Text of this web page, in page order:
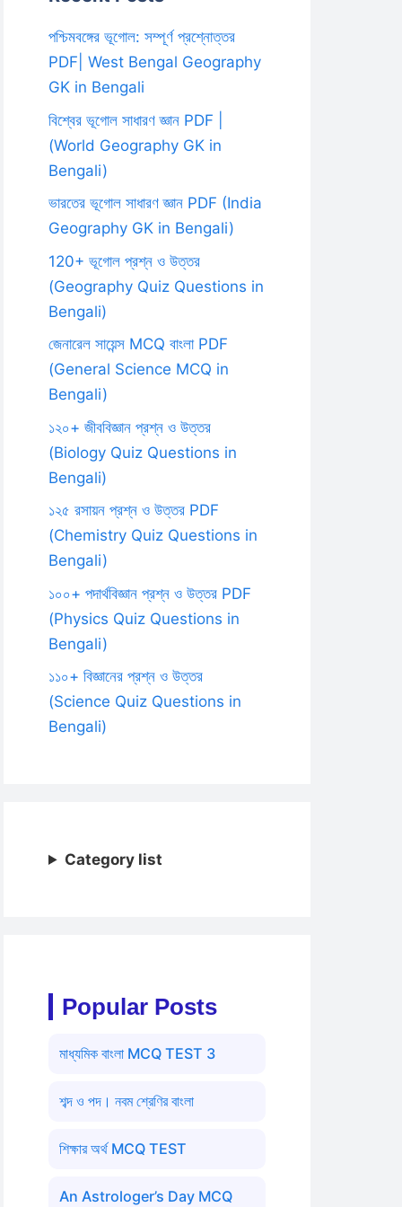
পশ্চিমবঙ্গের ভূগোল: সম্পূর্ণ প্রশ্নোত্তর
PDF| West Bengal Geography
GK in Bengali
বিশ্বের ভূগোল সাধারণ জ্ঞান PDF |
(World Geography GK in
Bengali)
ভারতের ভূগোল সাধারণ জ্ঞান PDF (India
Geography GK in Bengali)
120+ ভূগোল প্রশ্ন ও উত্তর
(Geography Quiz Questions in
Bengali)
জেনারেল সায়েন্স MCQ বাংলা PDF
(General Science MCQ in
Bengali)
১২০+ জীববিজ্ঞান প্রশ্ন ও উত্তর
(Biology Quiz Questions in
Bengali)
১২৫ রসায়ন প্রশ্ন ও উত্তর PDF
(Chemistry Quiz Questions in
Bengali)
১০০+ পদার্থবিজ্ঞান প্রশ্ন ও উত্তর PDF
(Physics Quiz Questions in
Bengali)
১১০+ বিজ্ঞানের প্রশ্ন ও উত্তর
(Science Quiz Questions in
Bengali)
Category list
Popular Posts
মাধ্যমিক বাংলা MCQ TEST 3
শব্দ ও পদ। নবম শ্রেণির বাংলা
শিক্ষার অর্থ MCQ TEST
An Astrologer’s Day MCQ